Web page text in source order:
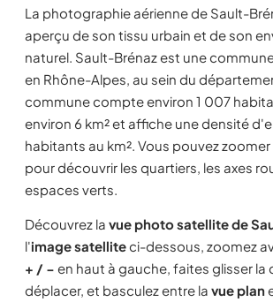
La photographie aérienne de Sault-
aperçu de son tissu urbain et de son
naturel. Sault-Brénaz est une
en Rhône-Alpes, au sein du
commune compte environ 1 007
environ 6 km² et affiche une densité
habitants au km². Vous pouvez
pour découvrir les quartiers, les axes
espaces verts.
Découvrez la vue photo satellite de
l'image satelliteci-dessous, zoomez
+ / − en haut à gauche, faites glisser la
déplacer, et basculez entre la vue plan